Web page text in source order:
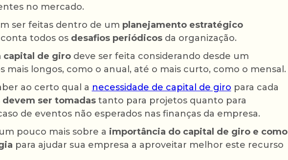
no mercado.
ser feitas dentro de um planejamento estratégico
todos os desafios periódicosda organização.
capital de girodeve ser feita considerando desde um
mais longos, como o anual, até o mais curto, como o mensal.
ao certo qual a necessidade de capital de giro para cada
devem ser tomadastanto para projetos quanto para
de eventos não esperados nas finanças da empresa.
pouco mais sobre a importância do capital de giro e como
para ajudar sua empresa a aproveitar melhor este recurso